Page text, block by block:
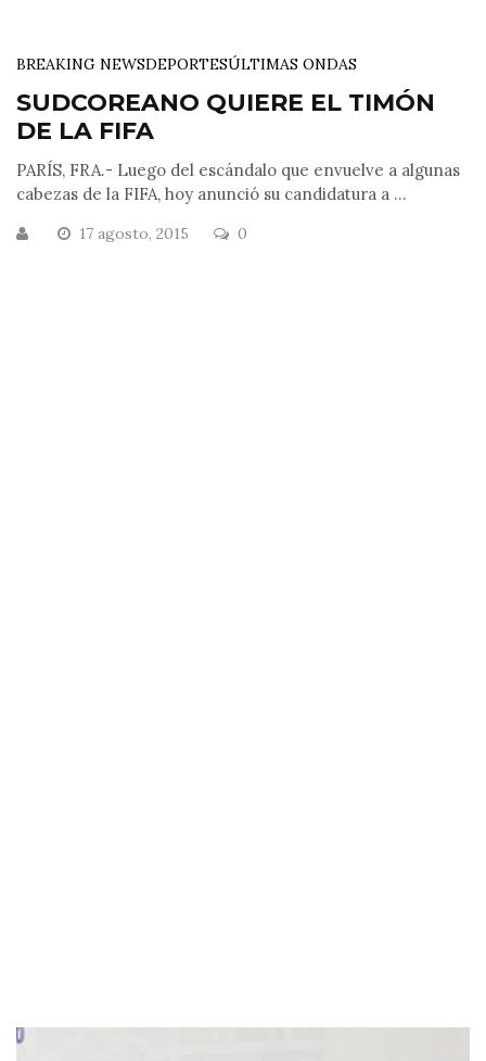
BREAKING NEWSDEPORTESÚLTIMAS ONDAS
SUDCOREANO QUIERE EL TIMÓN
DE LA FIFA
PARÍS, FRA.- Luego del escándalo que envuelve a algunas
cabezas de la FIFA, hoy anunció su candidatura a ...
17 agosto, 2015 0